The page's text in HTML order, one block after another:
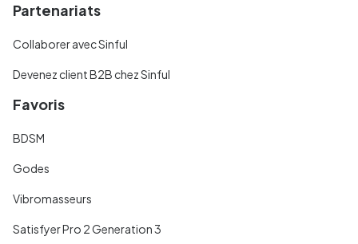
Partenariats
Collaborer avec Sinful
Devenez client B2B chez Sinful
Favoris
BDSM
Godes
Vibromasseurs
Satisfyer Pro 2 Generation 3